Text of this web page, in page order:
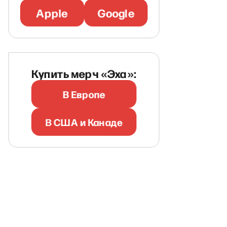
Apple
Google
Купить мерч «Эха»:
В Европе
В США и Канаде